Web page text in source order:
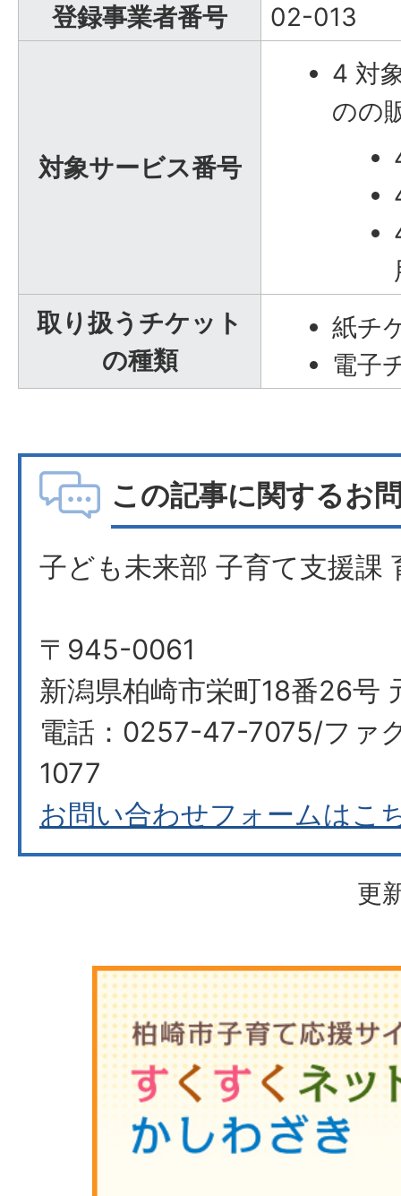
登録事業者番号 02-013
対象サービス番号
4 対
のの
取り扱うチケット
の種類
紙チ
電子
この記事に関するお
子ども未来部 子育て支援課
〒945-0061
新潟県柏崎市栄町18番26号
電話：0257-47-7075/ファ
1077
お問い合わせフォームはこ
更